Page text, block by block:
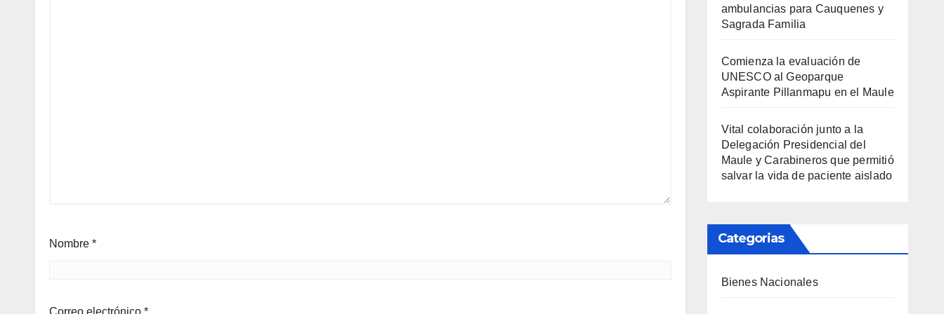
Nombre *
Correo electrónico *
ambulancias para Cauquenes y
Sagrada Familia
Comienza la evaluación de
UNESCO al Geoparque
Aspirante Pillanmapu en el Maule
Vital colaboración junto a la
Delegación Presidencial del
Maule y Carabineros que permitió
salvar la vida de paciente aislado
Categorias
Bienes Nacionales